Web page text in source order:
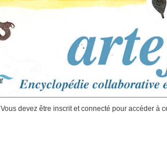
Vous devez être inscrit et connecté pour accéder à